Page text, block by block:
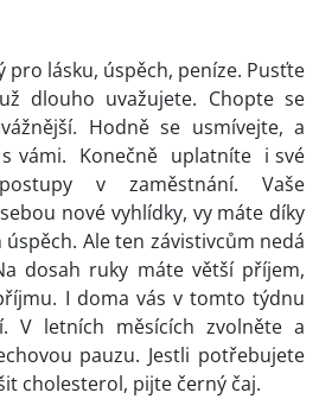
pro lásku, úspěch, peníze. Pusťte
dlouho uvažujete. Chopte se
Hodně se usmívejte, a
s vámi. Konečně uplatníte i své
v zaměstnání. Vaše
nové vyhlídky, vy máte díky
Ale ten závistivcům nedá
dosah ruky máte větší příjem,
I doma vás v tomto týdnu
V letních měsících zvolněte a
pauzu. Jestli potřebujete
cholesterol, pijte černý čaj.